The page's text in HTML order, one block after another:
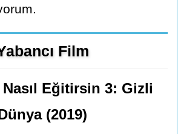
Film
Nasıl Eğitirsin 3: Gizli
(2019)